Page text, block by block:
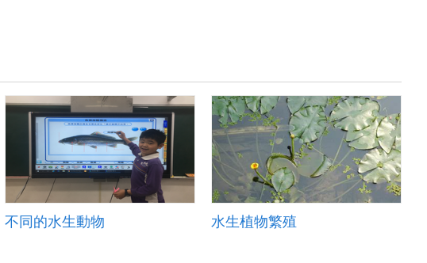
不同的水生動物 水生植物繁殖